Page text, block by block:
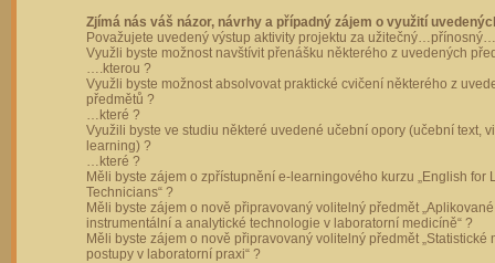
Zjímá nás váš názor, návrhy a případný zájem o využití
Považujete uvedený výstup aktivity projektu za
Využli byste možnost navštívit přenášku některého z uvedených
….kterou ?
Využli byste možnost absolvovat praktické cvičení některého z
předmětů ?
…které ?
Využili byste ve studiu některé uvedené učební opory (učební text,
learning) ?
…které ?
Měli byste zájem o zpřístupnění e-learningového kurzu „English for
Technicians“ ?
Měli byste zájem o nově připravovaný volitelný předmět „Aplikované
instrumentální a analytické technologie v laboratorní medicíně“ ?
Měli byste zájem o nově připravovaný volitelný předmět „Statistické
postupy v laboratorní praxi“ ?